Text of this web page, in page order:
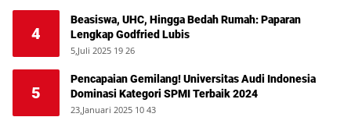
4
Beasiswa, UHC, Hingga Bedah Rumah: Paparan
Lengkap Godfried Lubis
5,Juli 2025 19 26
5
Pencapaian Gemilang! Universitas Audi Indonesia
Dominasi Kategori SPMI Terbaik 2024
23,Januari 2025 10 43